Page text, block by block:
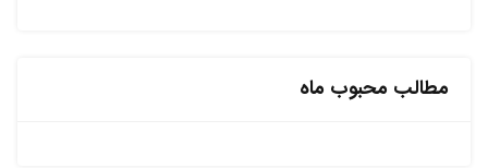
مطالب محبوب ماه